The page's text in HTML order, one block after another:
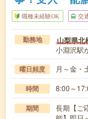
職種未経験OK 交
勤務地 山梨県北
小淵沢駅
曜日頻度 月～金
時間 8:00～
期間
長期【ご